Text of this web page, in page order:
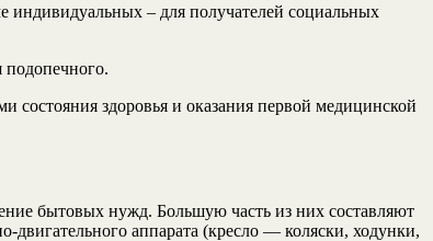
индивидуальных – для получателей социальных
подопечного.
состояния здоровья и оказания первой медицинской
бытовых нужд. Большую часть из них составляют
аппарата (кресло — коляски, ходунки,